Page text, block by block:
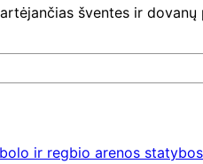
šventes ir
ir regbio arenos